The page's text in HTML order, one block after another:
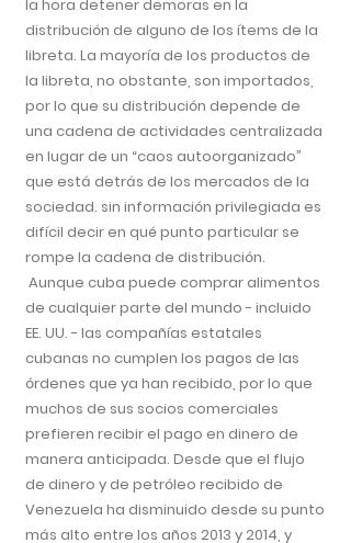
la hora detener demoras en la
distribución de alguno de los ítems de la
libreta. La mayoría de los productos de
la libreta, no obstante, son importados,
por lo que su distribución depende de
una cadena de actividades centralizada
en lugar de un “caos autoorganizado”
que está detrás de los mercados de la
sociedad. sin información privilegiada es
difícil decir en qué punto particular se
rompe la cadena de distribución.
Aunque cuba puede comprar alimentos
de cualquier parte del mundo - incluido
EE. UU. - las compañías estatales
cubanas no cumplen los pagos de las
órdenes que ya han recibido, por lo que
muchos de sus socios comerciales
prefieren recibir el pago en dinero de
manera anticipada. Desde que el flujo
de dinero y de petróleo recibido de
Venezuela ha disminuido desde su punto
más alto entre los años 2013 y 2014, y